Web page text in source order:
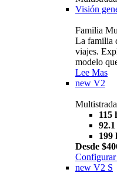
Visión
Familia
La familia
viajes.
modelo
Lee Mas
new V2
115
199
Desde
Configurar
new V2 S